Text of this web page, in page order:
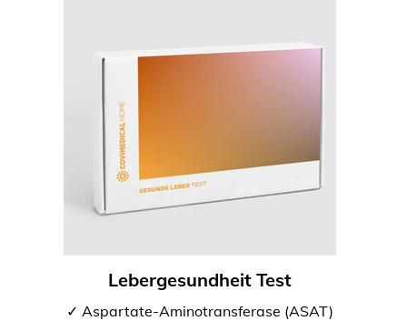
Lebergesundheit Test
✓ Aspartate-Aminotransferase (ASAT)